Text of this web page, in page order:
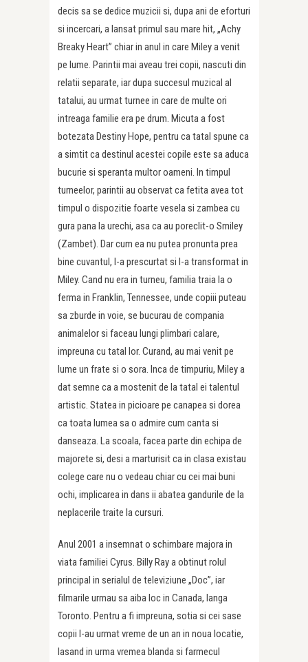
decis sa se dedice muzicii si, dupa ani de eforturi
si incercari, a lansat primul sau mare hit, „Achy
Breaky Heart” chiar in anul in care Miley a venit
pe lume. Parintii mai aveau trei copii, nascuti din
relatii separate, iar dupa succesul muzical al
tatalui, au urmat turnee in care de multe ori
intreaga familie era pe drum. Micuta a fost
botezata Destiny Hope, pentru ca tatal spune ca
a simtit ca destinul acestei copile este sa aduca
bucurie si speranta multor oameni. In timpul
turneelor, parintii au observat ca fetita avea tot
timpul o dispozitie foarte vesela si zambea cu
gura pana la urechi, asa ca au poreclit-o Smiley
(Zambet). Dar cum ea nu putea pronunta prea
bine cuvantul, l-a prescurtat si l-a transformat in
Miley. Cand nu era in turneu, familia traia la o
ferma in Franklin, Tennessee, unde copiii puteau
sa zburde in voie, se bucurau de compania
animalelor si faceau lungi plimbari calare,
impreuna cu tatal lor. Curand, au mai venit pe
lume un frate si o sora. Inca de timpuriu, Miley a
dat semne ca a mostenit de la tatal ei talentul
artistic. Statea in picioare pe canapea si dorea
ca toata lumea sa o admire cum canta si
danseaza. La scoala, facea parte din echipa de
majorete si, desi a marturisit ca in clasa existau
colege care nu o vedeau chiar cu cei mai buni
ochi, implicarea in dans ii abatea gandurile de la
neplacerile traite la cursuri.
Anul 2001 a insemnat o schimbare majora in
viata familiei Cyrus. Billy Ray a obtinut rolul
principal in serialul de televiziune „Doc”, iar
filmarile urmau sa aiba loc in Canada, langa
Toronto. Pentru a fi impreuna, sotia si cei sase
copii l-au urmat vreme de un an in noua locatie,
lasand in urma vremea blanda si farmecul